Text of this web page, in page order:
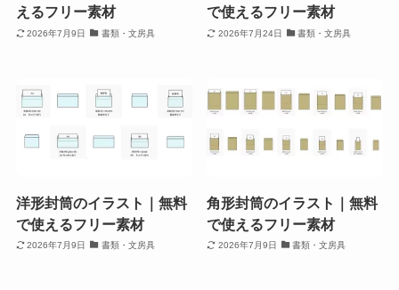
えるフリー素材
2026年7月9日 書類・文房具
で使えるフリー素材
2026年7月24日 書類・文房具
洋形封筒のイラスト｜無料
で使えるフリー素材
2026年7月9日 書類・文房具
角形封筒のイラスト｜無料
で使えるフリー素材
2026年7月9日 書類・文房具